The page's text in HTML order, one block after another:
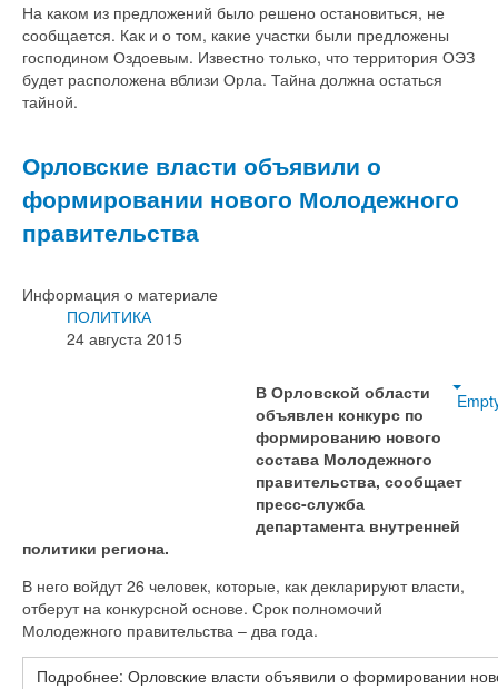
На каком из предложений было решено остановиться, не
сообщается. Как и о том, какие участки были предложены
господином Оздоевым. Известно только, что территория ОЭЗ
будет расположена вблизи Орла. Тайна должна остаться
тайной.
Орловские власти объявили о
формировании нового Молодежного
правительства
Информация о материале
ПОЛИТИКА
24 августа 2015
В Орловской области
объявлен конкурс по
формированию нового
состава Молодежного
правительства, сообщает
пресс-служба
департамента внутренней
политики региона.
В него войдут 26 человек, которые, как декларируют власти,
отберут на конкурсной основе. Срок полномочий
Молодежного правительства – два года.
Подробнее: Орловские власти объявили о формировании